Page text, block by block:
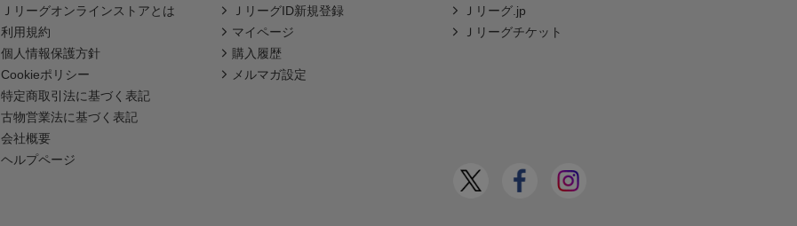
Ｊリーグオンラインストアとは
利用規約
個人情報保護方針
Cookieポリシー
特定商取引法に基づく表記
古物営業法に基づく表記
会社概要
ヘルプページ
ＪリーグID新規登録
マイページ
購入履歴
メルマガ設定
Ｊリーグ.jp
Ｊリーグチケット